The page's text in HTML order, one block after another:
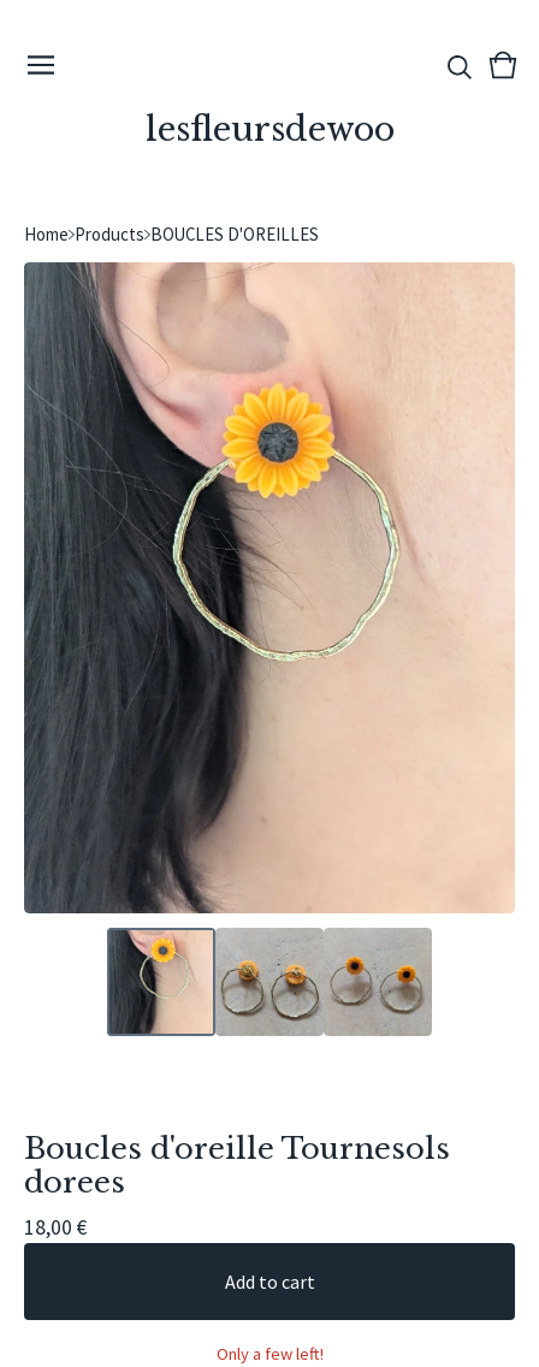
lesfleursdewoo
View
0
Home Products BOUCLES D'OREILLES
Boucles d'oreille Tournesols
dorees
18,00 €
Add to cart
Only a few left!